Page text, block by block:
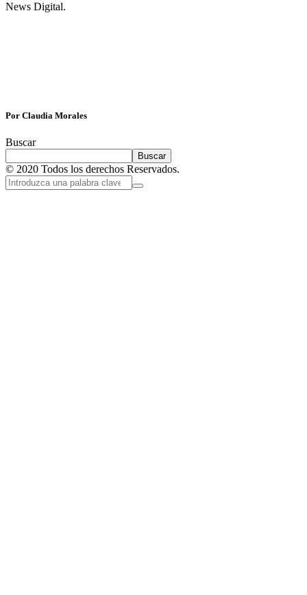
News Digital.
Por Claudia Morales
Buscar
Buscar
© 2020 Todos los derechos Reservados.